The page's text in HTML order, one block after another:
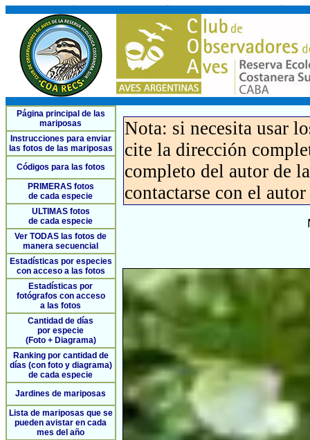
Página principal de las
mariposas
Instrucciones para enviar
las fotos de las mariposas
Códigos para las fotos
PRIMERAS fotos
de cada especie
ULTIMAS fotos
de cada especie
Ver TODAS las fotos de
manera secuencial
Estadísticas por especies
con acceso a las fotos
Estadísticas por
fotógrafos con acceso
a las fotos
Cantidad de días
por especie
(Foto + Diagrama)
Ranking por cantidad de
días (con foto y diagrama)
de cada especie
Jardines de mariposas
Lista de mariposas que se
pueden avistar en cada
mes del año
Nota: si necesita usar
cite la dirección
completo del autor de
contactarse con el